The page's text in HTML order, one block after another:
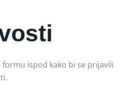
ispod kako bi se prijavili